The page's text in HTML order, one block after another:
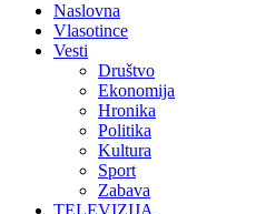
Naslovna
Vlasotince
Vesti
Društvo
Ekonomija
Hronika
Politika
Kultura
Sport
Zabava
TELEVIZIJA